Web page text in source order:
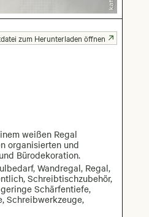
weißen Regal
organisierten und
Bürodekoration.
Wandregal, Regal,
Schreibtischzubehör,
Schärfentiefe,
Schreibwerkzeuge,
zum Herunterladen öffnen